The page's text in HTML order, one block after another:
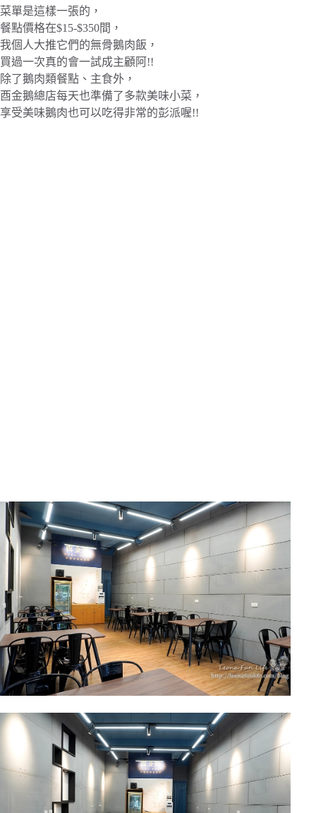
菜單是這樣一張的，
餐點價格在$15-$350間，
我個人大推它們的無骨鵝肉飯，
買過一次真的會一試成主顧阿!!
除了鵝肉類餐點、主食外，
酉金鵝總店每天也準備了多款美味小菜，
享受美味鵝肉也可以吃得非常的彭派喔!!